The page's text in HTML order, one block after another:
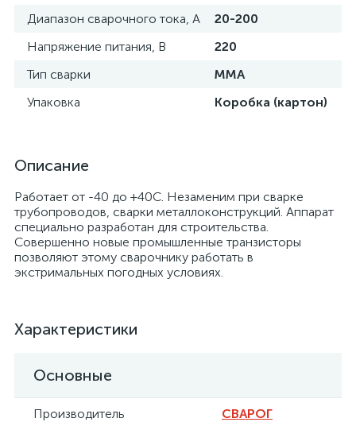
Диапазон сварочного тока, А
20-200
Напряжение питания, В
220
Тип сварки
MMA
Упаковка
Коробка (картон)
Описание
Работает от -40 до +40С. Незаменим при сварке
трубопроводов, сварки металлоконструкций. Аппарат
специально разработан для строительства.
Совершенно новые промышленные транзисторы
позволяют этому сварочнику работать в
экстримальных погодных условиях.
Характеристики
Основные
Производитель СВАРОГ